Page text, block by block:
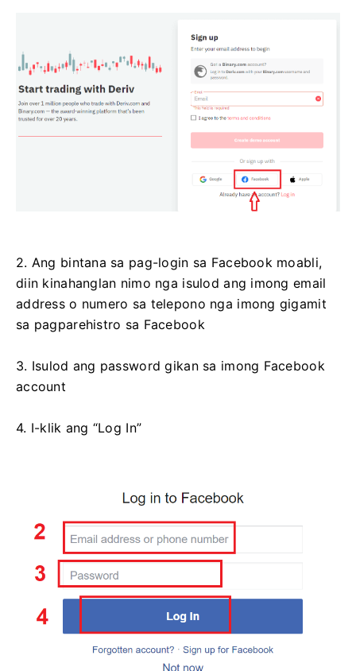
2. Ang bintana sa pag-login sa Facebook moabli,
diin kinahanglan nimo nga isulod ang imong email
address o numero sa telepono nga imong gigamit
sa pagparehistro sa Facebook
3. Isulod ang password gikan sa imong Facebook
account
4. I-klik ang “Log In”